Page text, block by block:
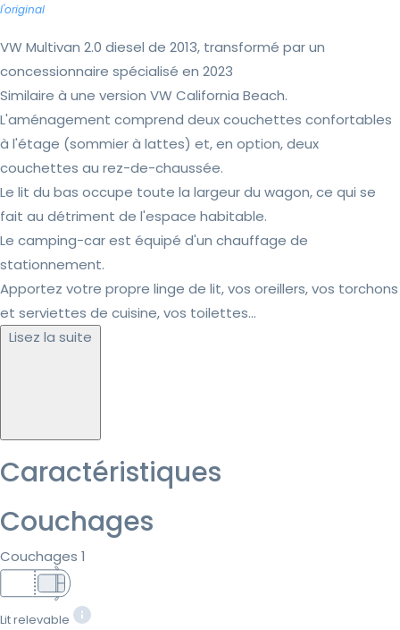
l'original
VW Multivan 2.0 diesel de 2013, transformé par un
concessionnaire spécialisé en 2023
Similaire à une version VW California Beach.
L'aménagement comprend deux couchettes confortables
à l'étage (sommier à lattes) et, en option, deux
couchettes au rez-de-chaussée.
Le lit du bas occupe toute la largeur du wagon, ce qui se
fait au détriment de l'espace habitable.
Le camping-car est équipé d'un chauffage de
stationnement.
Apportez votre propre linge de lit, vos oreillers, vos torchons
et serviettes de cuisine, vos toilettes...
Lisez la suite
Caractéristiques
Couchages
Couchages 1
Lit relevable